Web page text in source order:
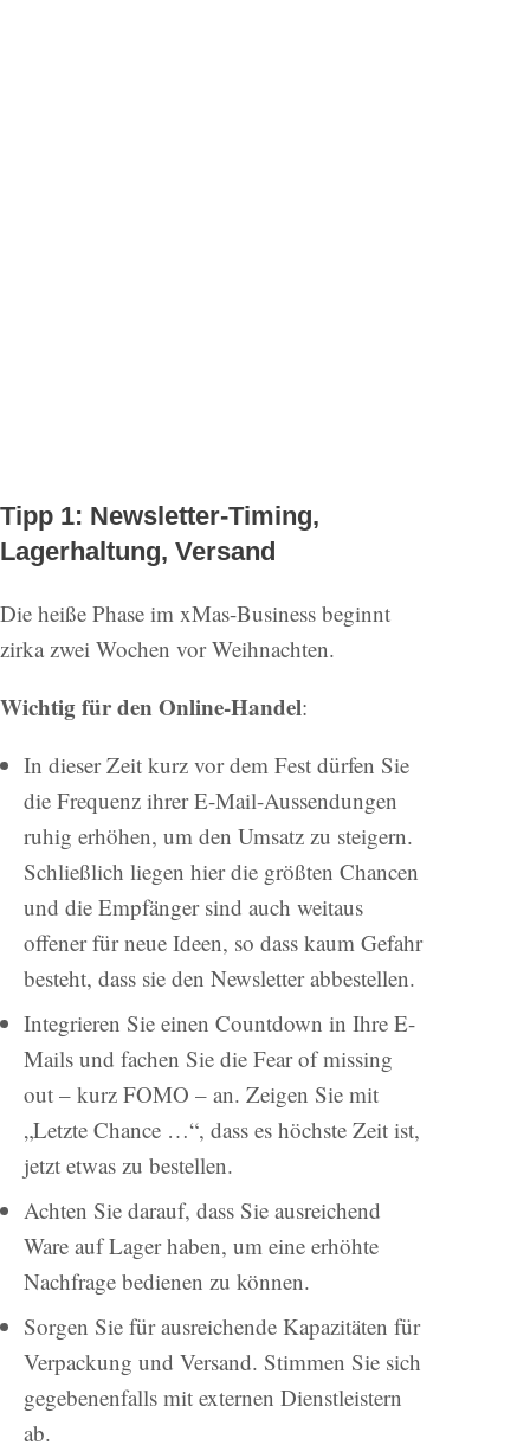
Tipp 1: Newsletter-Timing,
Lagerhaltung, Versand
Die heiße Phase im xMas-Business beginnt
zirka zwei Wochen vor Weihnachten.
Wichtig für den Online-Handel:
In dieser Zeit kurz vor dem Fest dürfen Sie
die Frequenz ihrer E-Mail-Aussendungen
ruhig erhöhen, um den Umsatz zu steigern.
Schließlich liegen hier die größten Chancen
und die Empfänger sind auch weitaus
offener für neue Ideen, so dass kaum Gefahr
besteht, dass sie den Newsletter abbestellen.
Integrieren Sie einen Countdown in Ihre E-
Mails und fachen Sie die Fear of missing
out – kurz FOMO – an. Zeigen Sie mit
„Letzte Chance …“, dass es höchste Zeit ist,
jetzt etwas zu bestellen.
Achten Sie darauf, dass Sie ausreichend
Ware auf Lager haben, um eine erhöhte
Nachfrage bedienen zu können.
Sorgen Sie für ausreichende Kapazitäten für
Verpackung und Versand. Stimmen Sie sich
gegebenenfalls mit externen Dienstleistern
ab.